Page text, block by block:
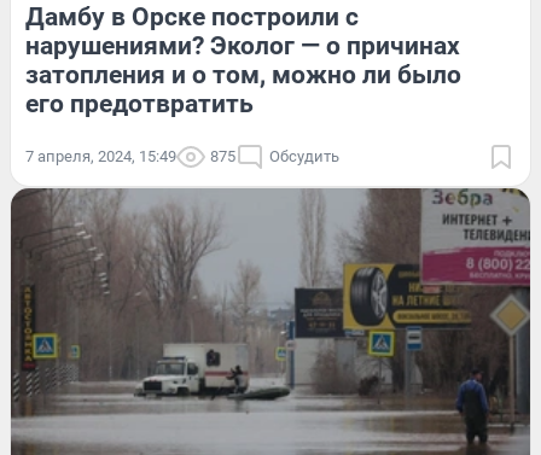
Дамбу в Орске построили с
нарушениями? Эколог — о причинах
затопления и о том, можно ли было
его предотвратить
7 апреля, 2024, 15:49 875 Обсудить